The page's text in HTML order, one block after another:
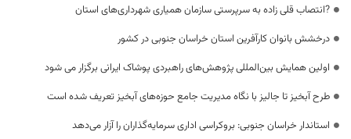
?انتصاب قلی زاده به سرپرستی سازمان همیاری شهرداری‌های استان
درخشش بانوان کارآفرین استان خراسان جنوبی در کشور
اولین همایش بین‌المللی پژوهش‌های راهبردی پوشاک ایرانی برگزار می شود
طرح آبخیز تا جالیز با نگاه مدیریت جامع حوزه‌‌های آبخیز تعریف شده است
استاندار خراسان جنوبی: بروکراسی اداری سرمایه‌گذاران را آزار می‌دهد